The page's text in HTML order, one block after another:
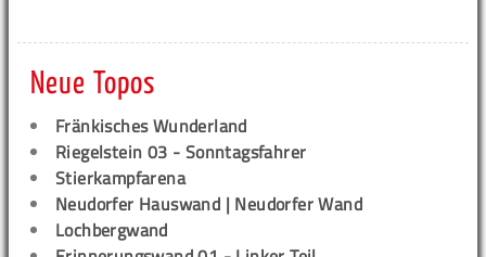
Neue Topos
Fränkisches Wunderland
Riegelstein 03 - Sonntagsfahrer
Stierkampfarena
Neudorfer Hauswand | Neudorfer Wand
Lochbergwand